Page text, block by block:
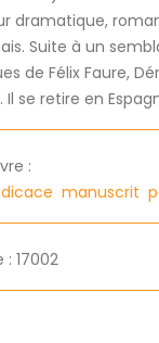
dramatique,
Suite à un
de Félix Faure,
se retire en
:
manuscrit
17002